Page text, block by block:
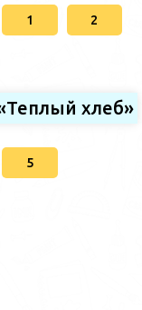
1 2
хлеб»
5